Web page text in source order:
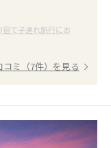
で子連れ旅行にお
コミ（7件）を見る